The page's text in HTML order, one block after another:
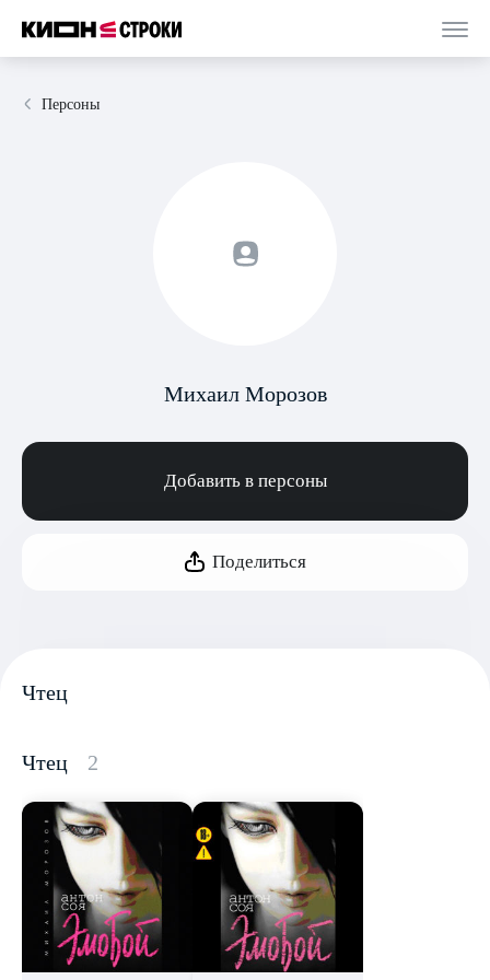
Персоны
Михаил Морозов
Добавить в персоны
Поделиться
Чтец
Чтец 2